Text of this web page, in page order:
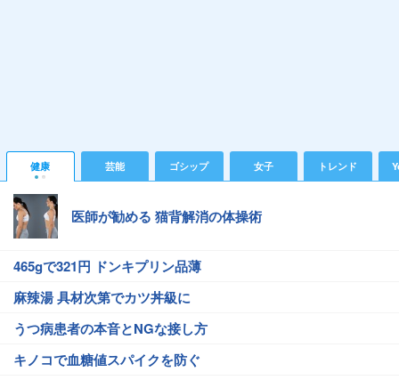
健康 芸能 ゴシップ 女子 トレンド
医師が勧める 猫背解消の体操術
465gで321円 ドンキプリン品薄
麻辣湯 具材次第でカツ丼級に
うつ病患者の本音とNGな接し方
キノコで血糖値スパイクを防ぐ